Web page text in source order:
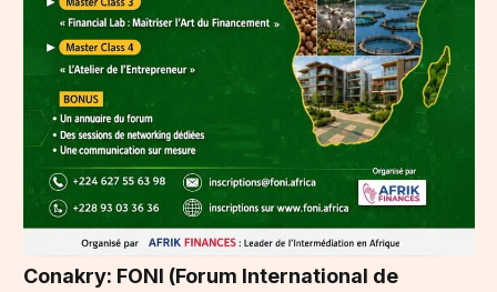
Conakry: FONI (Forum International de